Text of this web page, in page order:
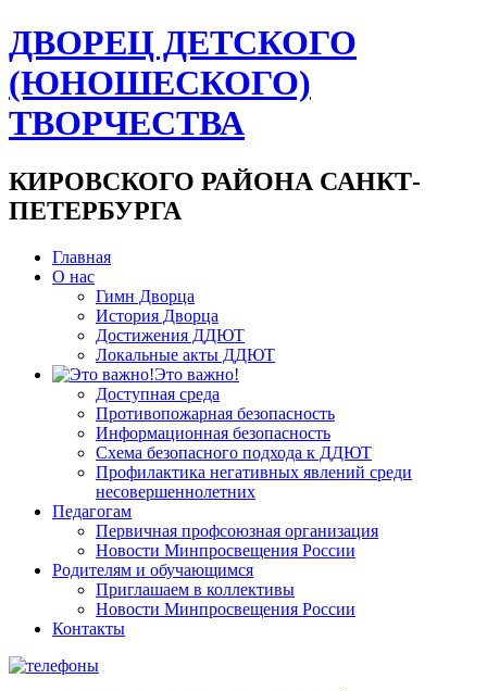
ДВОРЕЦ ДЕТСКОГО
(ЮНОШЕСКОГО)
ТВОРЧЕСТВА
КИРОВСКОГО РАЙОНА САНКТ-
ПЕТЕРБУРГА
Главная
О нас
Гимн Дворца
История Дворца
Достижения ДДЮТ
Локальные акты ДДЮТ
Это важно!
Доступная среда
Противопожарная безопасность
Информационная безопасность
Схема безопасного подхода к ДДЮТ
Профилактика негативных явлений среди
несовершеннолетних
Педагогам
Первичная профсоюзная организация
Новости Минпросвещения России
Родителям и обучающимся
Приглашаем в коллективы
Новости Минпросвещения России
Контакты